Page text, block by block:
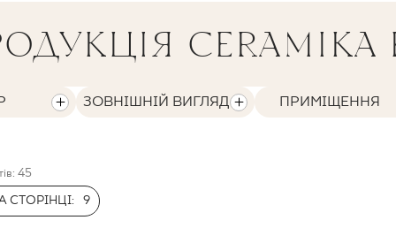
CERAMIKA
ЗОВНІШНІЙ ВИГЛЯД ПРИМІЩЕННЯ
45
СТОРІНЦІ:
9